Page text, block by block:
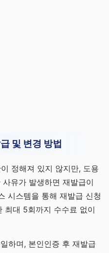
및 변경 방법
정해져 있지 않지만, 도용
유가 발생하면 재발급이
시스템을 통해 재발급 신청
최대 5회까지 수수료 없이
하며, 본인인증 후 재발급